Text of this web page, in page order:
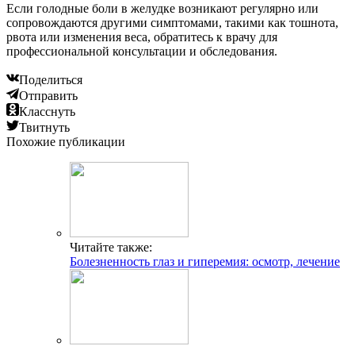
Если голодные боли в желудке возникают регулярно или
сопровождаются другими симптомами, такими как тошнота,
рвота или изменения веса, обратитесь к врачу для
профессиональной консультации и обследования.
Поделиться
Отправить
Класснуть
Твитнуть
Похожие публикации
Читайте также:
Болезненность глаз и гиперемия: осмотр, лечение